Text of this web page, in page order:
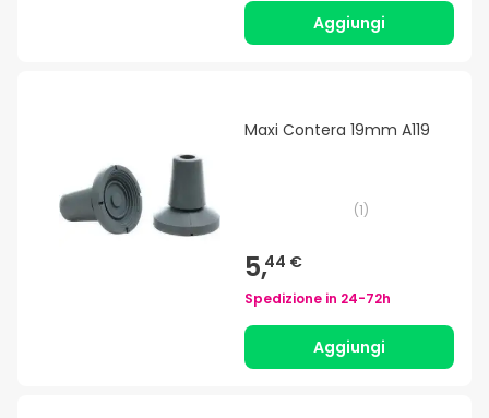
Aggiungi
Maxi Contera 19mm A119
(1)
5,44 €
Spedizione in 24-72h
Aggiungi